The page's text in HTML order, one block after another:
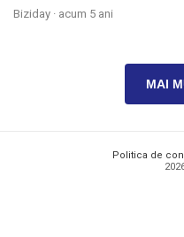
Biziday · acum 5 ani
MAI
Politica de